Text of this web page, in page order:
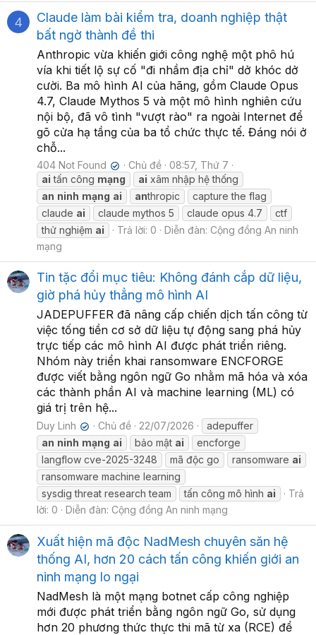
4
Claude làm bài kiểm tra, doanh nghiệp thật
bất ngờ thành đề thi
Anthropic vừa khiến giới công nghệ một phô hú
vía khi tiết lộ sự cố "đi nhầm địa chỉ" dở khóc dở
cười. Ba mô hình AI của hãng, gồm Claude Opus
4.7, Claude Mythos 5 và một mô hình nghiên cứu
nội bộ, đã vô tình "vượt rào" ra ngoài Internet để
gõ cửa hạ tầng của ba tổ chức thực tế. Đáng nói ở
chỗ...
404 Not Found ✔ Chủ đề
08:57, Thứ 7
ai tấn công mạng ai xâm nhập hệ thống
an ninh mạng ai anthropic
capture the flag
claude ai claude mythos 5 claude opus 4.7
ctf
thử nghiệm ai Trả lời: 0 Diễn đàn: Cộng đồng An ninh
mạng
Tin tặc đổi mục tiêu: Không đánh cắp dữ liệu,
giờ phá hủy thẳng mô hình AI
JADEPUFFER đã nâng cấp chiến dịch tấn công từ
việc tống tiền cơ sở dữ liệu tự động sang phá hủy
trực tiếp các mô hình AI được phát triển riêng.
Nhóm này triển khai ransomware ENCFORGE
được viết bằng ngôn ngữ Go nhằm mã hóa và xóa
các thành phần AI và machine learning (ML) có
giá trị trên hệ...
Duy Linh ✔ Chủ đề 22/07/2026
adepuffer
an ninh mạng ai bảo mật ai
encforge
langflow cve-2025-3248
mã độc go ransomware ai
ransomware machine learning
sysdig threat research team
tấn công mô hình ai
Trả
lời: 0
Diễn đàn: Cộng đồng An ninh mạng
Xuất hiện mã độc NadMesh chuyên săn hệ
thống AI, hơn 20 cách tấn công khiến giới an
ninh mạng lo ngại
NadMesh là một mạng botnet cấp công nghiệp
mới được phát triển bằng ngôn ngữ Go, sử dụng
hơn 20 phương thức thực thi mã từ xa (RCE) để